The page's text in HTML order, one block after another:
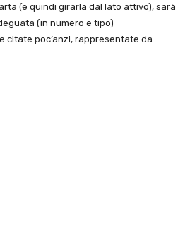
(e quindi girarla dal lato attivo), sarà
(in numero e tipo)
citate poc’anzi, rappresentate da